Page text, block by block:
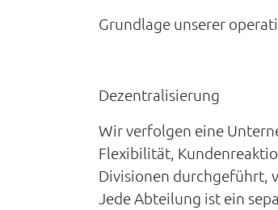
Grundlage unserer
Dezentralisierung
Wir verfolgen eine
Flexibilität,
Divisionen durchgeführt,
Jede Abteilung ist ein